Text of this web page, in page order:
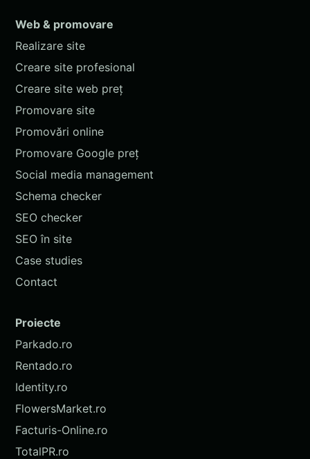
Web & promovare
Realizare site
Creare site profesional
Creare site web preț
Promovare site
Promovări online
Promovare Google preț
Social media management
Schema checker
SEO checker
SEO în site
Case studies
Contact
Proiecte
Parkado.ro
Rentado.ro
Identity.ro
FlowersMarket.ro
Facturis-Online.ro
TotalPR.ro